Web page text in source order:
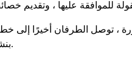
بنشاط مع شركتك لاختيار منتج مُرضٍ.